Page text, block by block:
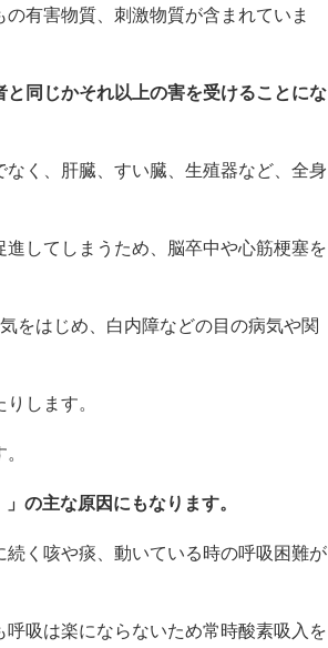
有害物質、刺激物質が含まれていま
同じかそれ以上の害を受けることにな
く、肝臓、すい臓、生殖器など、全身
してしまうため、脳卒中や心筋梗塞を
をはじめ、白内障などの目の病気や関
します。
の主な原因にもなります。
く咳や痰、動いている時の呼吸困難が
吸は楽にならないため常時酸素吸入を